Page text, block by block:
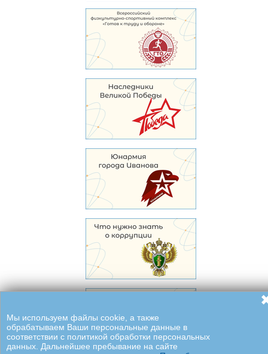
Мы используем файлы cookie, а также
обрабатываем Ваши персональные данные в
соответствии с политикой обработки персональных
данных. Дальнейшее пребывание на сайте